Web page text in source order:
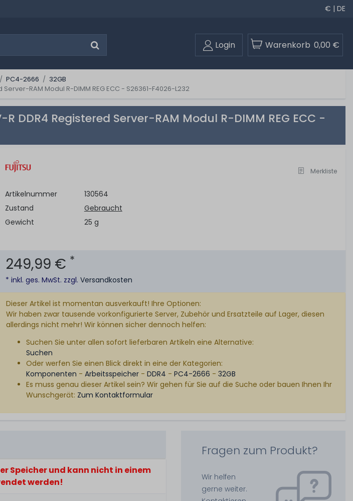
€ | DE
Login Warenkorb 0,00 €
PC4-2666
32GB
RAM Modul R-DIMM REG ECC - S26361-F4026-L232
R DDR4 Registered Server-RAM Modul R-DIMM REG ECC -
Merkliste
Artikelnummer
130564
Zustand
Gebraucht
Gewicht
25 g
249,99 € *
* inkl. ges. MwSt. zzgl.Versandkosten
Dieser Artikel ist momentan ausverkauft! Ihre Optionen:
Wir haben zwar tausende vorkonfigurierte Server, Zubehör und Ersatzteile auf Lager, diesen
allerdings nicht mehr! Wir können sicher dennoch helfen:
Suchen Sie unter allen sofort lieferbaren Artikeln eine Alternative:
Suchen
Oder werfen Sie einen Blick direkt in eine der Kategorien:
Komponenten -Arbeitsspeicher -DDR4 -PC4-2666 -32GB
Es muss genau dieser Artikel sein? Wir gehen für Sie auf die Suche oder bauen Ihnen Ihr
Wunschgerät: Zum Kontaktformular
Speicher und kann nicht in einem
werden!
Fragen zum Produkt?
Wir helfen
gerne weiter.